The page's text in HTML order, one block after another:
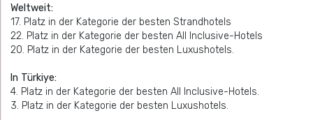
Weltweit:
17. Platz in der Kategorie der besten Strandhotels
22. Platz in der Kategorie der besten All Inclusive-Hotels
20. Platz in der Kategorie der besten Luxushotels.
In Türkiye:
4. Platz in der Kategorie der besten All Inclusive-Hotels.
3. Platz in der Kategorie der besten Luxushotels.